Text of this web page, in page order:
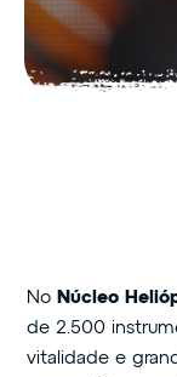
No Núcleo
de 2.500
vitalidade e